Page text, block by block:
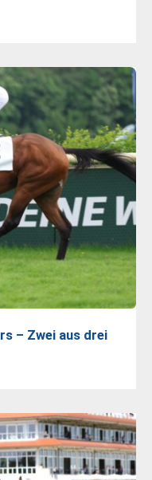
– Zwei aus drei